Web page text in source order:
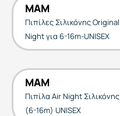
MAM
Πιπίλες Σιλικόνης Original
Night για 6-16m-UNISEX
MAM
Πιπίλα Air Night Σιλικόνης
(6-16m) UNISEX